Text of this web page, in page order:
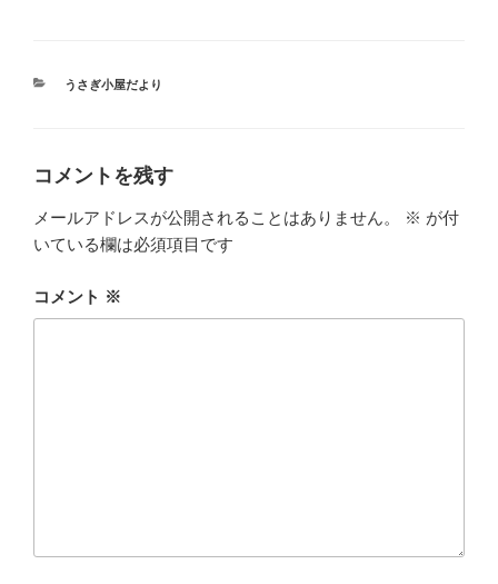
カ
うさぎ小屋だより
コメントを残す
メールアドレスが公開されることはありません。 ※ が付
いている欄は必須項目です
コメント ※